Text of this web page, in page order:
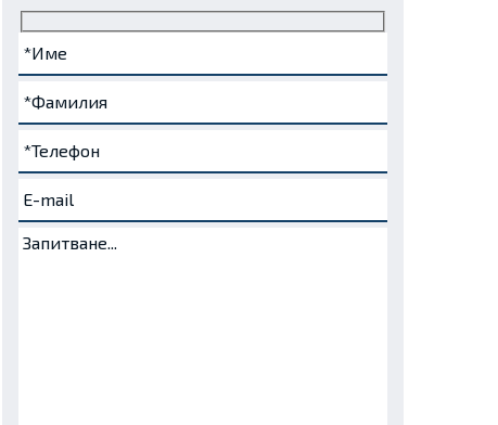
Име
(задължително)
Фамилия
(задължително)
Телефон
(задължително)
e-
mail
Запитване...